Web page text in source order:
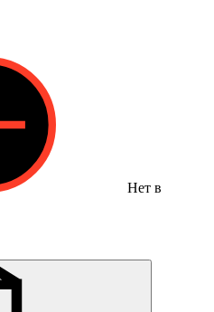
Нет в